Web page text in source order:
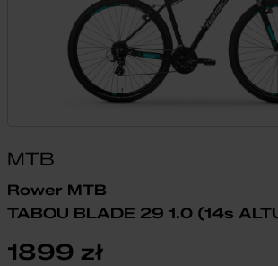
MTB
Rower MTB
TABOU BLADE 29 1.0 (14s
1899 zł